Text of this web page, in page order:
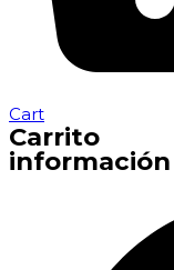
Cart
Carrito
información